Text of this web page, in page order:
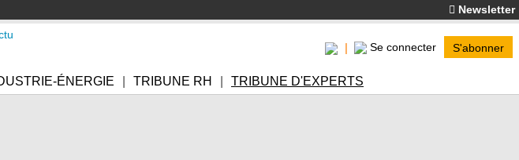
Newsletter
Se connecter S'abonner
ÉNERGIE TRIBUNE RH TRIBUNE D'EXPERTS